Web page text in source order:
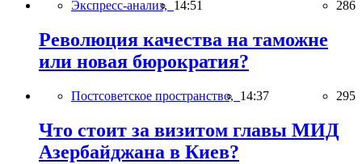
Экспресс-анализ, 14:51 286
Революция качества на таможне
или новая бюрократия?
Постсоветское пространство, 14:37 295
Что стоит за визитом главы МИД
Азербайджана в Киев?